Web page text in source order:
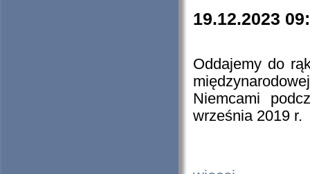
19.12.2023
Oddajemy do
Niemcami
września 2019 r.